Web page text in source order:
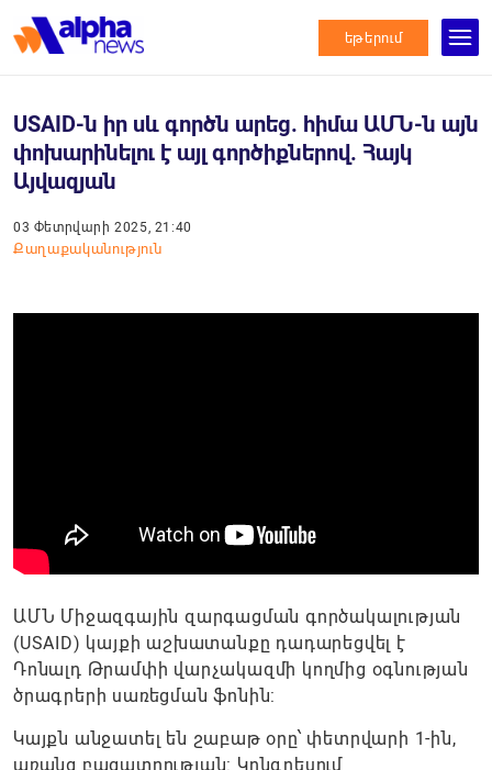
եթերում
USAID-ն իր սև գործն արեց. հիմա ԱՄՆ-ն այն
փոխարինելու է այլ գործիքներով. Հայկ
Այվազյան
03 Փետրվարի 2025, 21:40
Քաղաքականություն
ԱՄՆ Միջազգային զարգացման գործակալության
(USAID) կայքի աշխատանքը դադարեցվել է
Դոնալդ Թրամփի վարչակազմի կողմից օգնության
ծրագրերի սառեցման ֆոնին:
Կայքն անջատել են շաբաթ օրը՝ փետրվարի 1-ին,
առանց բացատրության: Կոնգրեսում